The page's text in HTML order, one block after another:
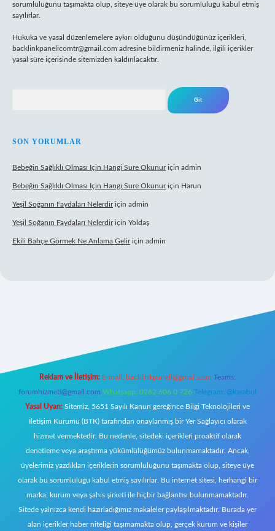
sorumluluğunu taşımakta olup, siteye üye olarak bu sorumluluğu kabul etmiş
sayılırlar.
Hukuka ve yasal düzenlemelere aykırı olduğunu düşündüğünüz içerikleri,
backlinkpanelicomtr@gmail.com adresine bildirmeniz halinde, ilgili içerikler
yasal süre içerisinde sitemizden kaldırılacaktır.
SON YORUMLAR
Bebeğin Sağlıklı Olması Için Hangi Sure Okunuriçin admin
Bebeğin Sağlıklı Olması Için Hangi Sure Okunuriçin Harun
Yeşil Soğanın Faydaları Nelerdiriçin admin
Yeşil Soğanın Faydaları Nelerdiriçin Yoldaş
Ekili Bahçe Görmek Ne Anlama Geliriçin admin
Reklam ve İletişim: E-mail: backlinkpaneli@gmail.com Teams:
forumhizmeti@gmail.com Whatsapp: 0262 606 0 726 Telegram: @karabul
Yasal Uyarı: Sitemiz, 5651 Sayılı Kanun gereğince Bilgi Teknolojileri ve
İletişim Kurumu (BTK) tarafından onaylanmış bir Yer Sağlayıcı olarak
hizmet vermektedir. Bu nedenle, sitedeki içerikleri proaktif olarak
denetleme veya araştırma yükümlülüğümüz bulunmamaktadır. Ancak,
üyelerimiz yazdıkları içeriklerin sorumluluğunu taşımakta olup, siteye üye
olarak bu sorumluluğu kabul etmiş sayılırlar. Bu internet sitesi, herhangi bir
marka, kurum veya şahıs şirketi ile hiçbir bağlantısı bulunmamaktadır.
Sitede yalnızca kendi hazırladığımız makaleler paylaşılmaktadır. Burada yer
alan içerikler haber niteliği taşımamakta olup, gerçek kurum ve kişiler